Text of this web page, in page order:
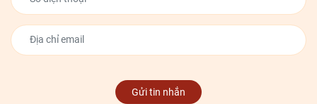
Gửi tin nhắn